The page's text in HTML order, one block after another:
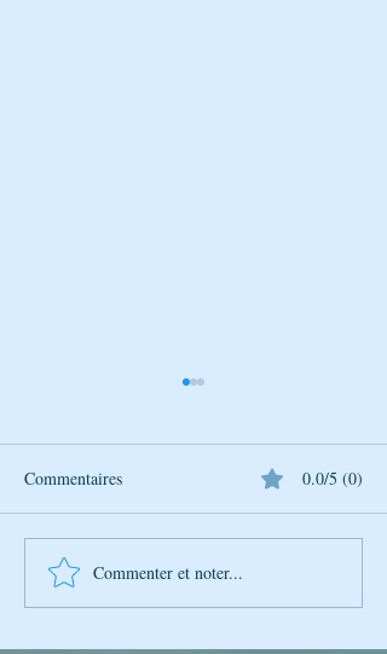
L’Univers de Breslev – Tou
BéAv : Un moment pour
Commentaires 0.0/5 (0)
Commenter et noter...